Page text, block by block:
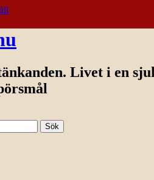
Livet i en